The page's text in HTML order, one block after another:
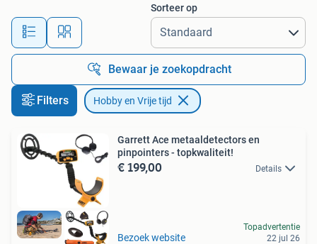
Alle afstanden…
Sorteer op
Bewaar je zoekopdracht
Filters Hobby en Vrije tijd
Garrett Ace metaaldetectors en
pinpointers - topkwaliteit!
€ 199,00 Details
Bezoek website
Topadvertentie
22 jul 26